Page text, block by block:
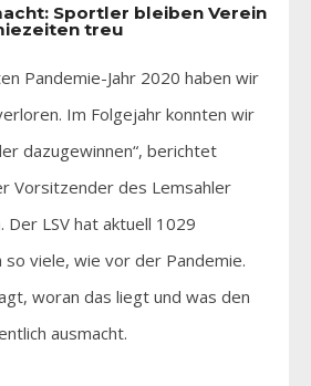
Sportler bleiben Verein
treu
Pandemie-Jahr 2020 haben wir
Im Folgejahr konnten wir
dazugewinnen“, berichtet
Vorsitzender des Lemsahler
Der LSV hat aktuell 1029
viele, wie vor der Pandemie.
woran das liegt und was den
ausmacht.